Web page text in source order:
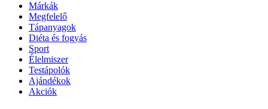
Márkák
Megfelelő
Tápanyagok
Diéta és fogyás
Sport
Élelmiszer
Testápolók
Ajándékok
Akciók